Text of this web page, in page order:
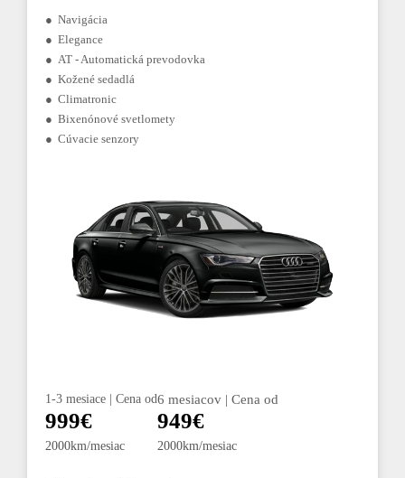
● Navigácia
● Elegance
● AT - Automatická prevodovka
● Kožené sedadlá
● Climatronic
● Bixenónové svetlomety
● Cúvacie senzory
1-3 mesiace | Cena od
999€
2000km/mesiac
6 mesiacov | Cena od
949€
2000km/mesiac